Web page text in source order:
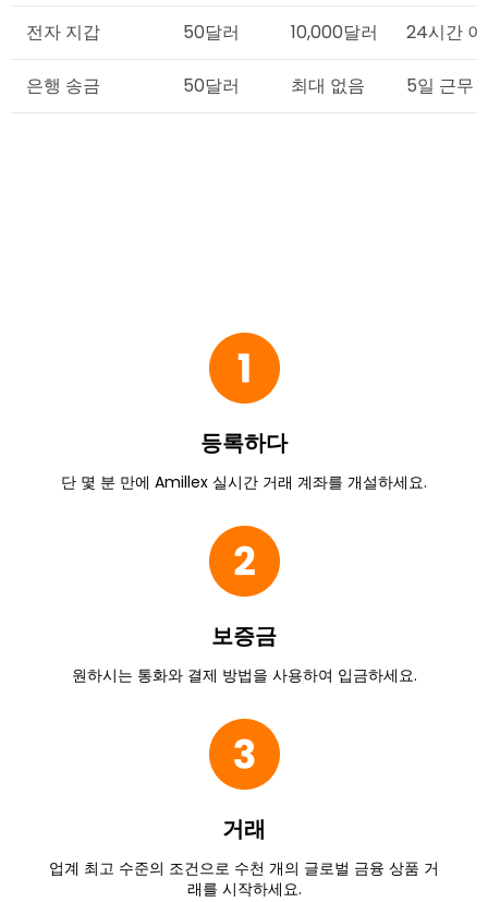
전자 지갑 50달러 10,000달러 24시간
은행 송금 50달러 최대 없음 5일 근무
등록하다
단 몇 분 만에 Amillex 실시간 거래 계좌를 개설하세요.
보증금
원하시는 통화와 결제 방법을 사용하여 입금하세요.
거래
업계 최고 수준의 조건으로 수천 개의 글로벌 금융 상품 거
래를 시작하세요.